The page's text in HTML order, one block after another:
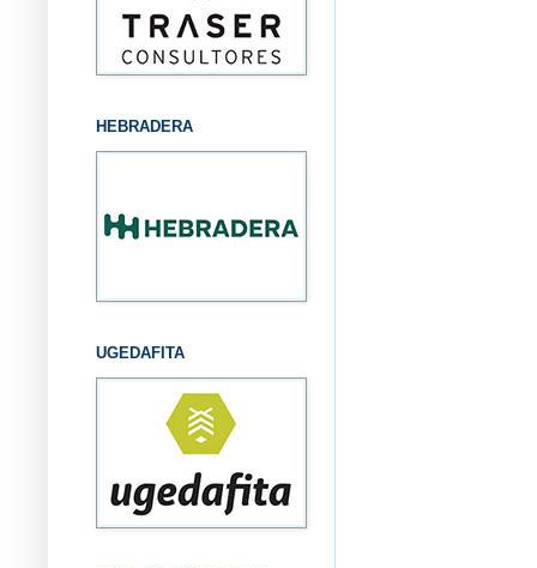
HEBRADERA
UGEDAFITA